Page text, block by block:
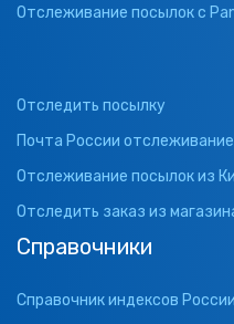
Отслеживание посылок с
Отследить посылку
Почта России отслеживание
Отслеживание посылок из
Отследить заказ из
Справочники
Справочник индексов России